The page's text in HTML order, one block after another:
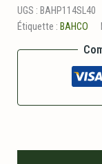
2
Mains
Super
Léger
Bahco-
UGS : BAHP114SL40
Étiquette : BAHCO